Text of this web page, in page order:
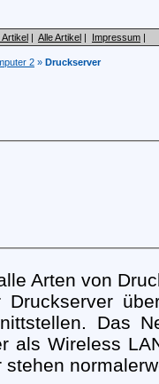
Artikel | Alle Artikel | Impressum |
2 » Druckserver
Arten von
Das
als Wireless